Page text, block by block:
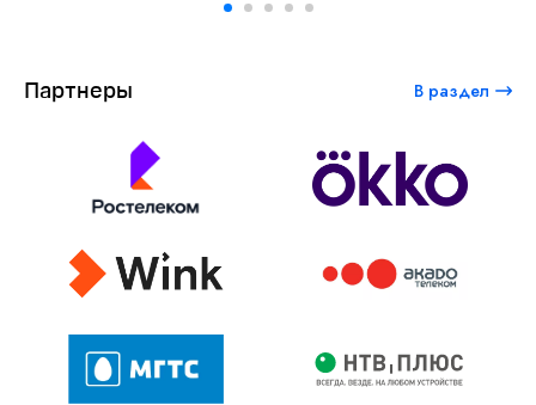
Партнеры В раздел